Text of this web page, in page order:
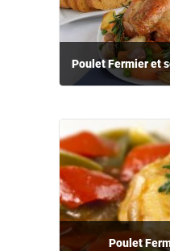
Poulet Fermier et
Poulet